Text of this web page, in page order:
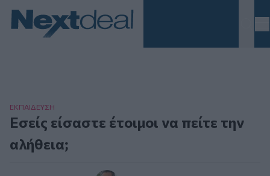
ΕΚΠΑΙΔΕΥΣΗ
Εσείς είσαστε έτοιμοι να πείτε την
αλήθεια;